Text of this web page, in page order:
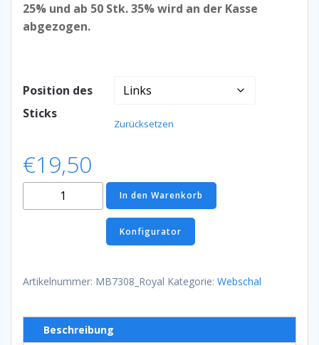
25% und ab 50 Stk. 35% wird an der Kasse
abgezogen.
Position des
Sticks
Zurücksetzen
€19,50
Webschal
Royal
In den Warenkorb
Konfigurator
Artikelnummer: MB7308_Royal Kategorie: Webschal
Beschreibung